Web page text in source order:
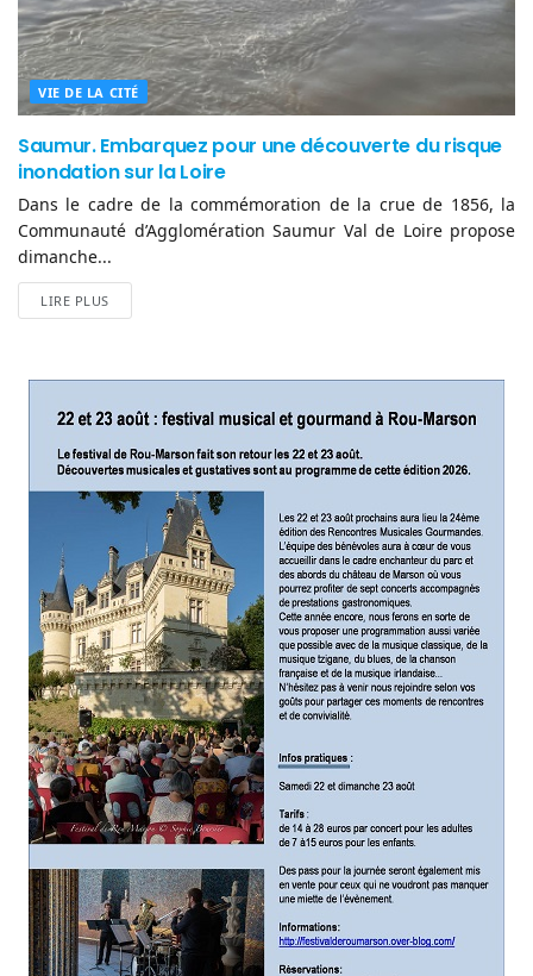
VIE DE LA CITÉ
Saumur. Embarquez pour une découverte du risque
inondation sur la Loire
Dans le cadre de la commémoration de la crue de 1856, la
Communauté d’Agglomération Saumur Val de Loire propose
dimanche...
LIRE PLUS